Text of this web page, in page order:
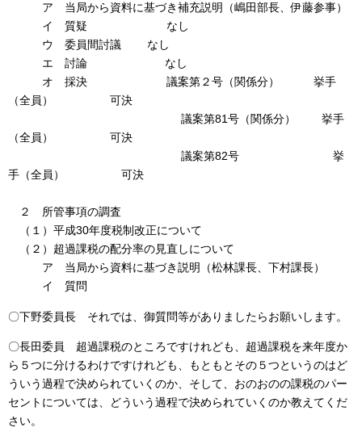
ア 当局から資料に基づき補充説明（嶋田部長、伊藤参事）
イ 質疑 なし
ウ 委員間討議 なし
エ 討論 なし
オ 採決 議案第２号（関係分） 挙手
（全員） 可決
議案第81号（関係分） 挙手
（全員） 可決
議案第82号 挙
手（全員） 可決
２ 所管事項の調査
（１）平成30年度税制改正について
（２）超過課税の配分率の見直しについて
ア 当局から資料に基づき説明（松林課長、下村課長）
イ 質問
〇下野委員長 それでは、御質問等がありましたらお願いします。
〇長田委員 超過課税のところですけれども、超過課税を来年度か
ら５つに分けるわけですけれども、もともとその５つというのはど
ういう過程で決められていくのか、そして、おのおのの課税のパー
セントについては、どういう過程で決められていくのか教えてくだ
さい。